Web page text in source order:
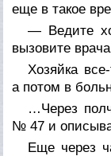
еще в такое
— Ведите
вызовите
Хозяйка
а потом в
…Через
№ 47 и
Еще через